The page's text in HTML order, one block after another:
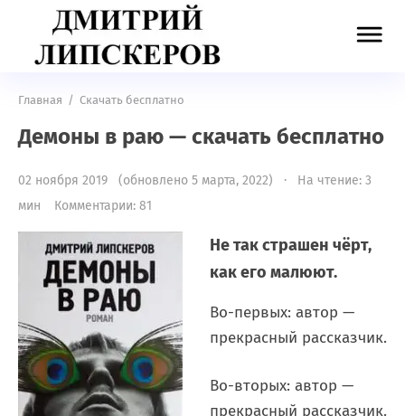
Главная / Скачать бесплатно
Демоны в раю — скачать бесплатно
02 ноября 2019 (обновлено 5 марта, 2022) · На чтение: 3
мин
Комментарии: 81
Не так страшен чёрт,
как его малюют.
Во-первых: автор —
прекрасный рассказчик.
Во-вторых: автор —
прекрасный рассказчик.